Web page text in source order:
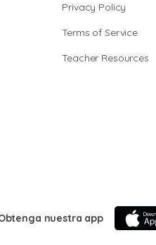
Privacy Policy
Terms of Service
Teacher Resources
nuestra app